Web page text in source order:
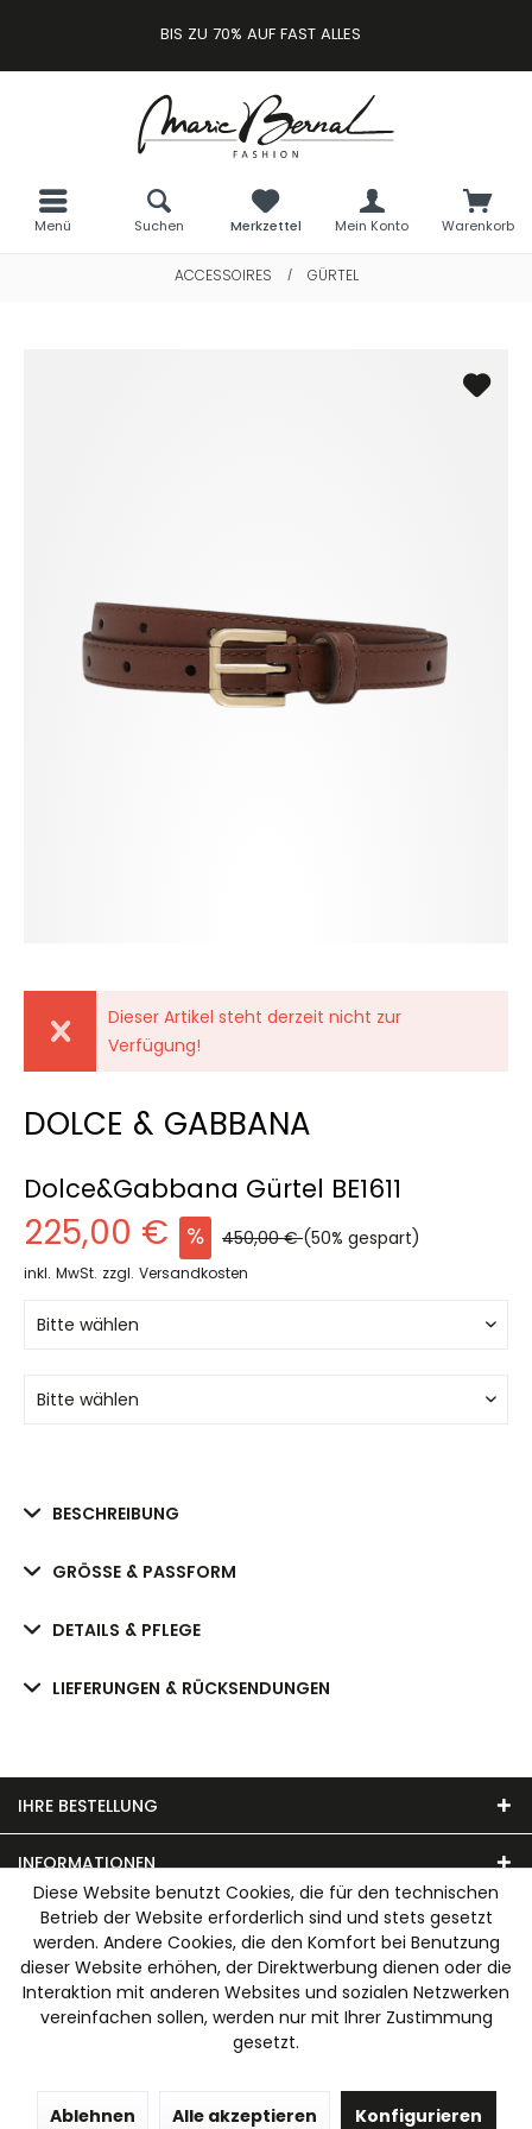
BIS ZU 70% AUF FAST ALLES
Menü Warenkorb
Merkzettel Mein Konto
Suchen
ACCESSOIRES / GÜRTEL
Dieser Artikel steht derzeit nicht zur
Verfügung!
DOLCE & GABBANA
Dolce&Gabbana Gürtel BE1611
225,00 € 450,00 €(50% gespart)
inkl. MwSt. zzgl. Versandkosten
BESCHREIBUNG
GRÖSSE & PASSFORM
DETAILS & PFLEGE
LIEFERUNGEN & RÜCKSENDUNGEN
IHRE BESTELLUNG
INFORMATIONEN
UNSER MODEHAUS
WIR AKZEPTIEREN FOLGENDE ZAHLUNGSARTEN
Diese Website benutzt Cookies, die für den technischen
Betrieb der Website erforderlich sind und stets gesetzt
werden. Andere Cookies, die den Komfort bei Benutzung
dieser Website erhöhen, der Direktwerbung dienen oder die
Interaktion mit anderen Websites und sozialen Netzwerken
vereinfachen sollen, werden nur mit Ihrer Zustimmung
gesetzt.
Ablehnen Alle akzeptieren Konfigurieren